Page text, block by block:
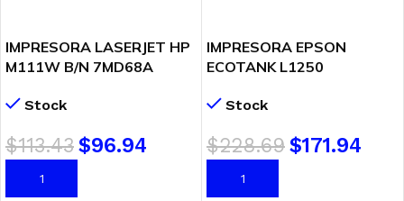
IMPRESORA LASERJET HP
M111W B/N 7MD68A
Stock
$113.43$96.94
AÑADIR AL CARRITO
IMPRESORA EPSON
ECOTANK L1250
Stock
$228.69$171.94
AÑADIR AL CARRITO